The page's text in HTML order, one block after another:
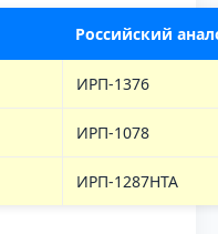
Российский
ИРП-1376
ИРП-1078
ИРП-1287НТА